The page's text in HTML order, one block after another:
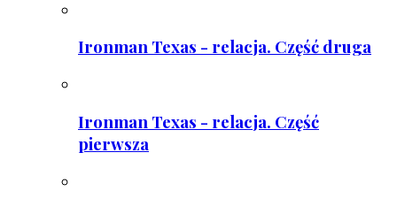
Ironman Texas - relacja. Część druga
Ironman Texas - relacja. Część
pierwsza